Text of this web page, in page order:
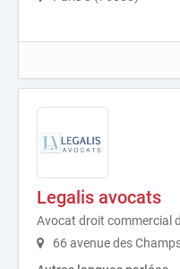
Legalis avocats
Avocat droit commercial
66 avenue des